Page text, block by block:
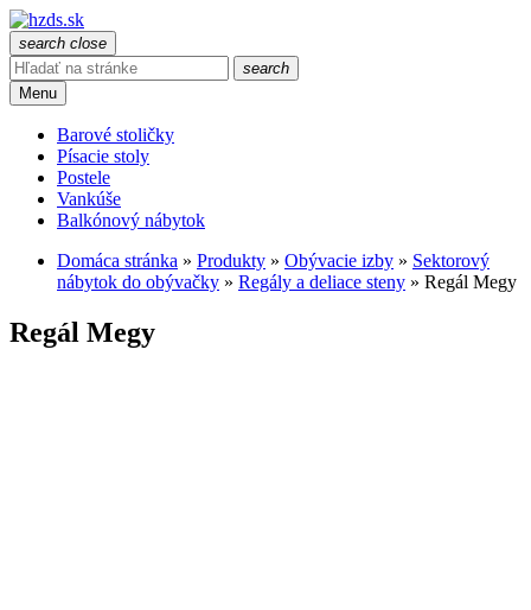
search close
search
Menu
Barové stoličky
Písacie stoly
Postele
Vankúše
Balkónový nábytok
Domáca stránka » Produkty » Obývacie izby » Sektorový
nábytok do obývačky » Regály a deliace steny » Regál Megy
Regál Megy